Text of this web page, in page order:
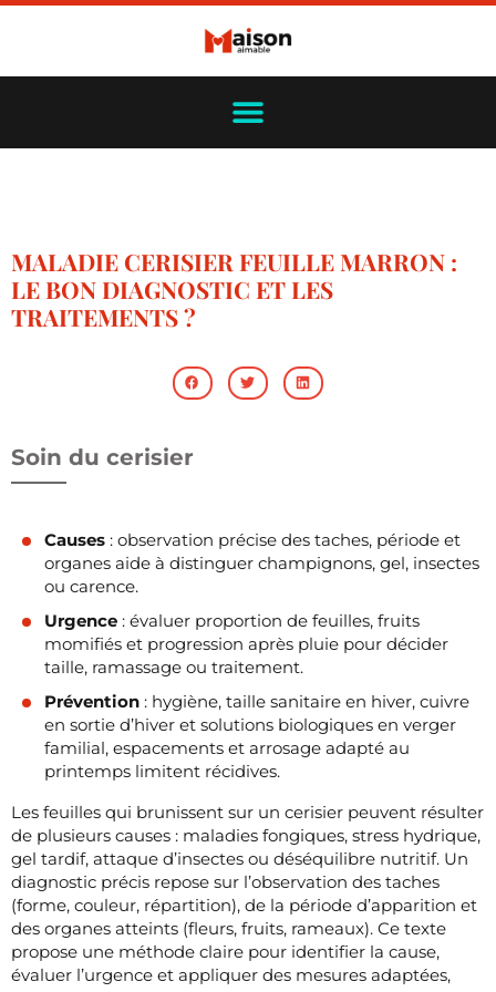
MALADIE CERISIER FEUILLE MARRON :
LE BON DIAGNOSTIC ET LES
TRAITEMENTS ?
Soin du cerisier
Causes : observation précise des taches, période et
organes aide à distinguer champignons, gel, insectes
ou carence.
Urgence : évaluer proportion de feuilles, fruits
momifiés et progression après pluie pour décider
taille, ramassage ou traitement.
Prévention : hygiène, taille sanitaire en hiver, cuivre
en sortie d’hiver et solutions biologiques en verger
familial, espacements et arrosage adapté au
printemps limitent récidives.
Les feuilles qui brunissent sur un cerisier peuvent résulter
de plusieurs causes : maladies fongiques, stress hydrique,
gel tardif, attaque d’insectes ou déséquilibre nutritif. Un
diagnostic précis repose sur l’observation des taches
(forme, couleur, répartition), de la période d’apparition et
des organes atteints (fleurs, fruits, rameaux). Ce texte
propose une méthode claire pour identifier la cause,
évaluer l’urgence et appliquer des mesures adaptées,